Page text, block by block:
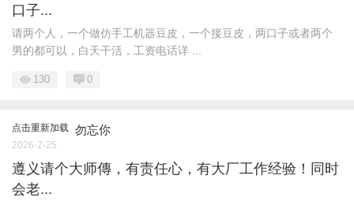
口子...
请两个人，一个做仿手工机器豆皮，一个接豆皮，两口子或者两个
男的都可以，白天干活，工资电话详 ...
130 0
点击重新加载 勿忘你
2026-2-25
遵义请个大师傳，有责任心，有大厂工作经验！同时
会老...